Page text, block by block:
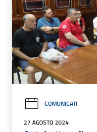
COMUNICATI
27 AGOSTO 2024